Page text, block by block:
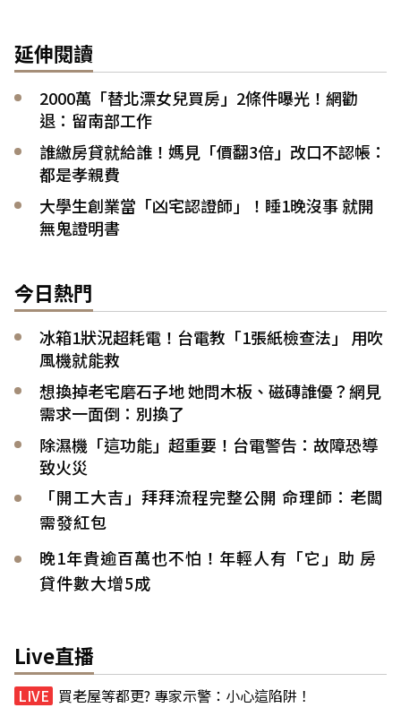
延伸閱讀
2000萬「替北漂女兒買房」2條件曝光！網勸
退：留南部工作
誰繳房貸就給誰！媽見「價翻3倍」改口不認帳：
都是孝親費
大學生創業當「凶宅認證師」！睡1晚沒事 就開
無鬼證明書
今日熱門
冰箱1狀況超耗電！台電教「1張紙檢查法」 用吹
風機就能救
想換掉老宅磨石子地 她問木板、磁磚誰優？網見
需求一面倒：別換了
除濕機「這功能」超重要！台電警告：故障恐導
致火災
「開工大吉」拜拜流程完整公開 命理師：老闆
需發紅包
晚1年貴逾百萬也不怕！年輕人有「它」助 房
貸件數大增5成
Live直播
買老屋等都更? 專家示警：小心這陷阱！